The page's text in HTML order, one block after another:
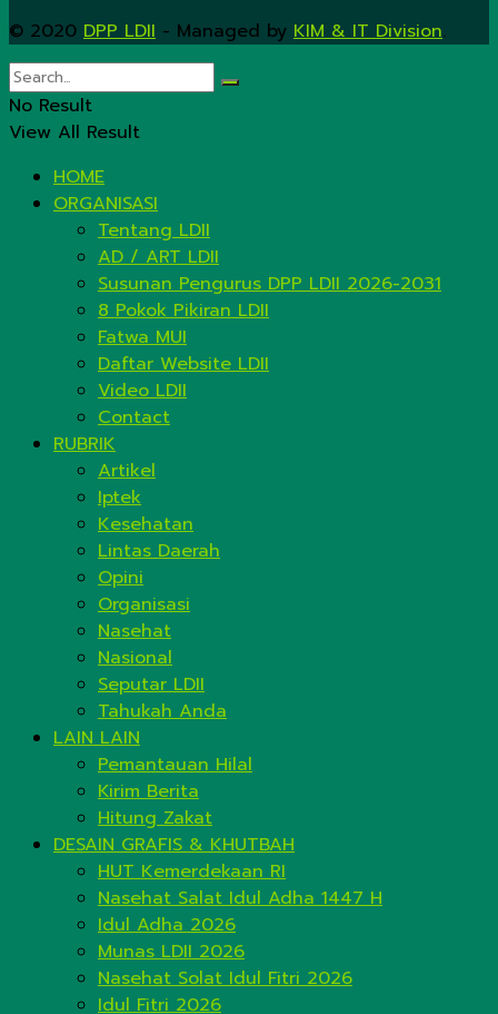
© 2020 DPP LDII - Managed by KIM & IT Division.
No Result
View All Result
HOME
ORGANISASI
Tentang LDII
AD / ART LDII
Susunan Pengurus DPP LDII 2026-2031
8 Pokok Pikiran LDII
Fatwa MUI
Daftar Website LDII
Video LDII
Contact
RUBRIK
Artikel
Iptek
Kesehatan
Lintas Daerah
Opini
Organisasi
Nasehat
Nasional
Seputar LDII
Tahukah Anda
LAIN LAIN
Pemantauan Hilal
Kirim Berita
Hitung Zakat
DESAIN GRAFIS & KHUTBAH
HUT Kemerdekaan RI
Nasehat Salat Idul Adha 1447 H
Idul Adha 2026
Munas LDII 2026
Nasehat Solat Idul Fitri 2026
Idul Fitri 2026